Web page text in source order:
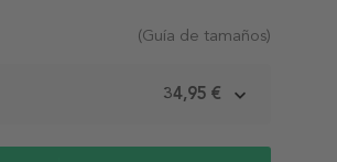
(Guía de tamaños)
34,95 €